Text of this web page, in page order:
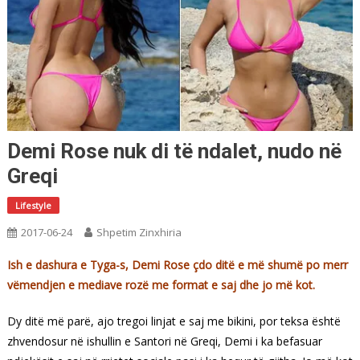
Demi Rose nuk di të ndalet, nudo në
Greqi
Lifestyle
2017-06-24 Shpetim Zinxhiria
Ish e dashura e Tyga-s, Demi Rose çdo ditë e më shumë po merr
vëmendjen e mediave rozë me format e saj dhe jo më kot.
Dy ditë më parë, ajo tregoi linjat e saj me bikini, por teksa është
zhvendosur në ishullin e Santori në Greqi, Demi i ka befasuar